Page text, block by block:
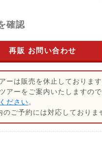
確認
再販 お問い合わせ
ーは販売を休止しております
アーをご案内いたしますの
ださい。
ご予約には対応しておりま